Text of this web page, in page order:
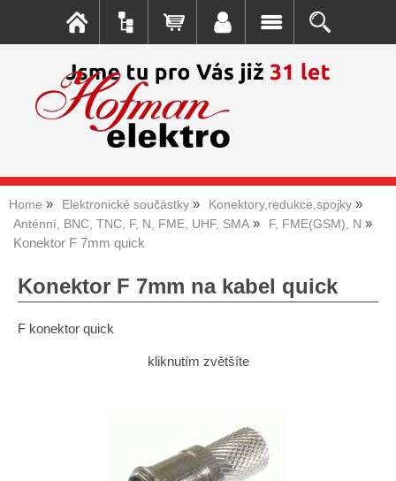
Home Elektronické součástky
Konektory,redukce,spojky
Anténní, BNC, TNC, F, N, FME, UHF, SMA
F, FME(GSM), N
Konektor F 7mm quick
Konektor F 7mm na kabel quick
F konektor quick
kliknutím zvětšíte